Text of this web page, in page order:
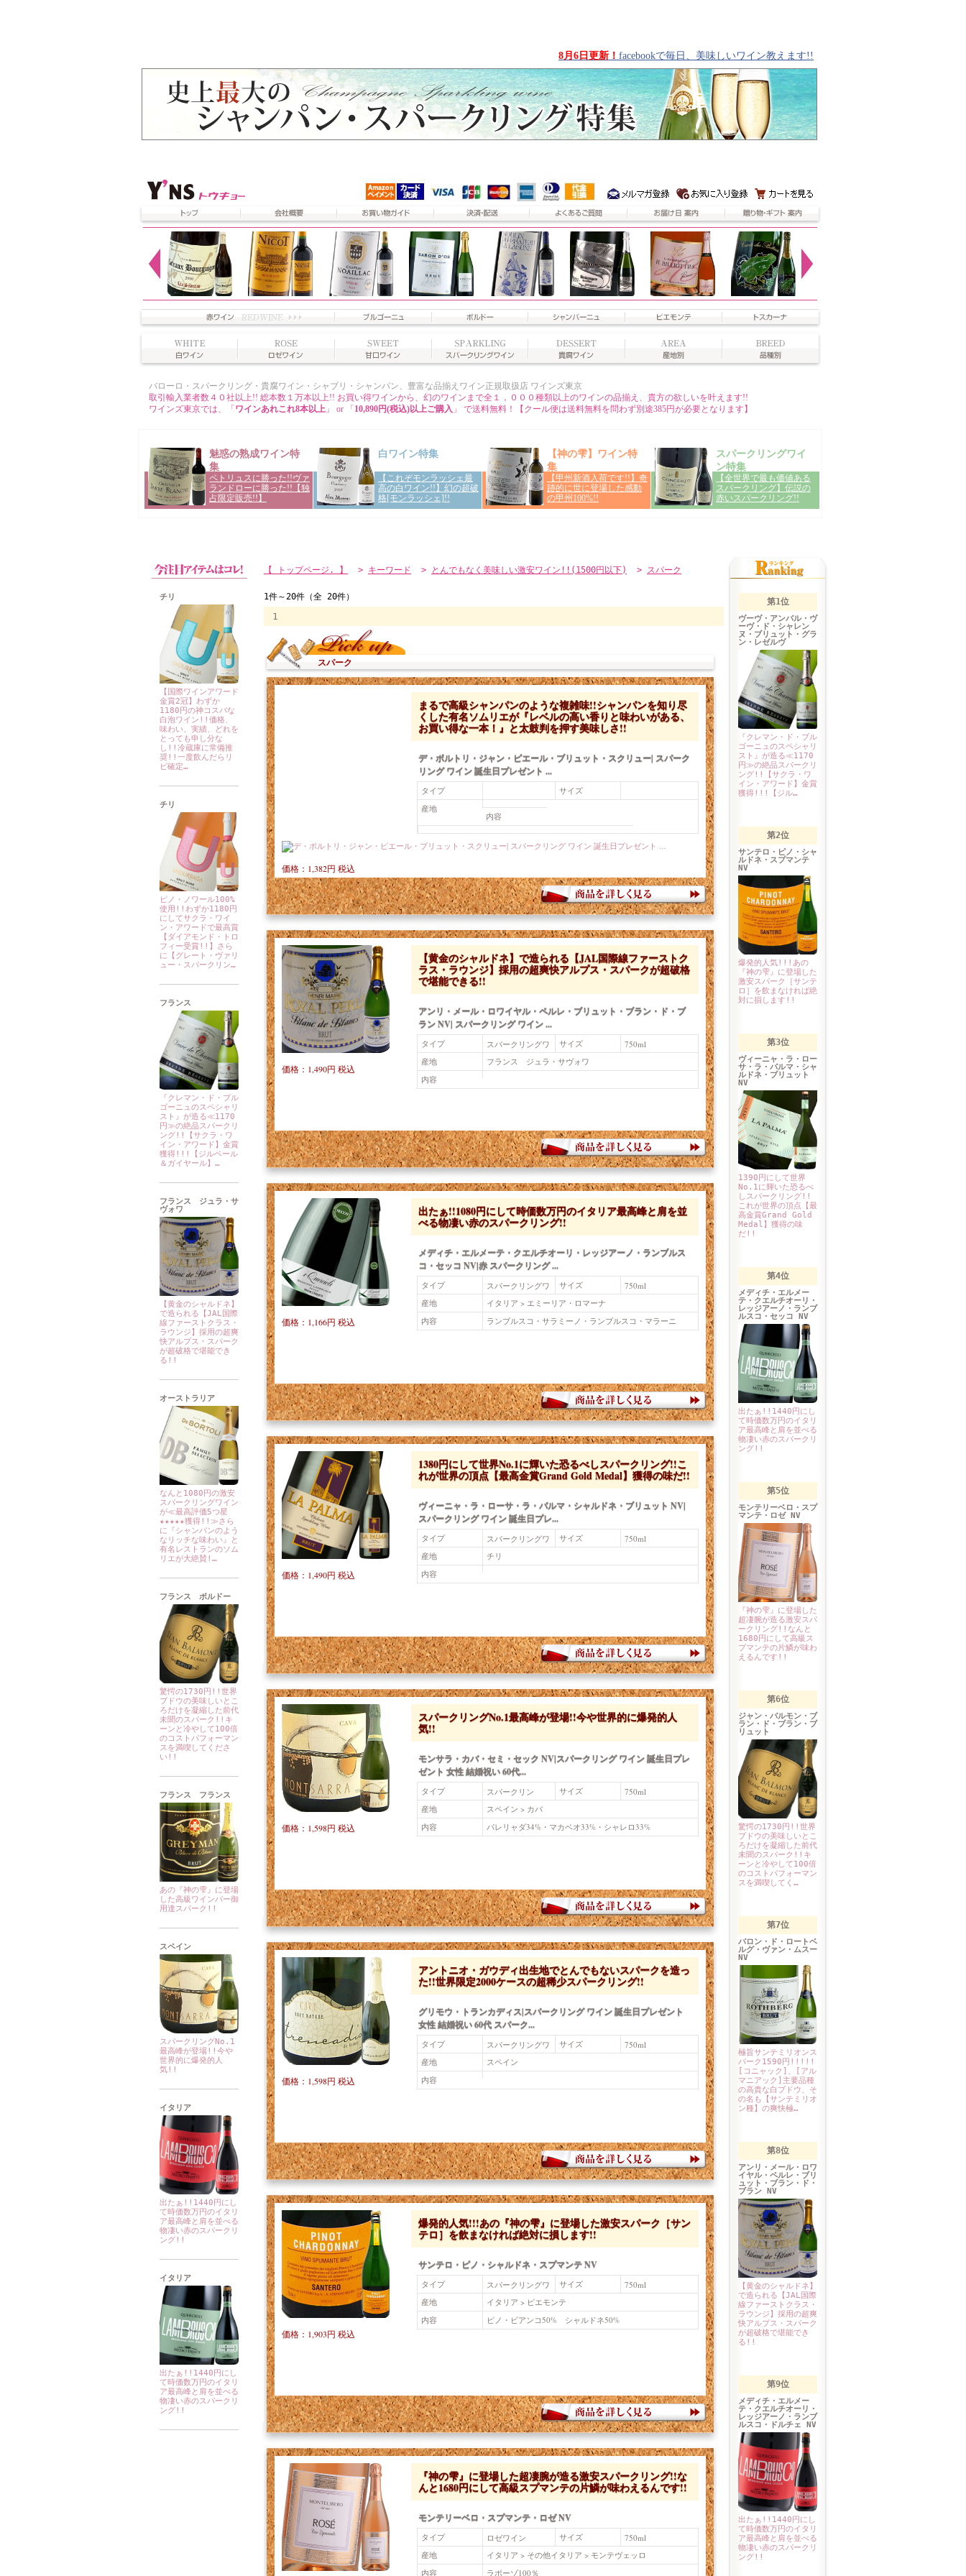
チリ
【国際ワインアワード
金賞2冠】わずか
1180円の神コスパな
白泡ワイン!!価格、
味わい、実績、どれを
とっても申し分な
し!!冷蔵庫に常備推
奨!!一度飲んだらリ
ピ確定…
チリ
ピノ・ノワール100%
使用!!わずか1180円
にしてサクラ・ワイ
ン・アワードで最高賞
【ダイアモンド・トロ
フィー受賞!!】さら
に【グレート・ヴァリ
ュー・スパークリン…
フランス
『クレマン・ド・ブル
ゴーニュのスペシャリ
スト』が造る≪1170
円≫の絶品スパークリ
ング!!【サクラ・ワ
イン・アワード】金賞
獲得!!!【ジルベール
＆ガイヤール】…
フランス ジュラ・サ
ヴォワ
【黄金のシャルドネ】
で造られる【JAL国際
線ファーストクラス・
ラウンジ】採用の超爽
快アルプス・スパーク
が超破格で堪能でき
る!!
オーストラリア
なんと1080円の激安
スパークリングワイン
が≪最高評価5つ星
★★★★★獲得!!≫さら
に『シャンパンのよう
なリッチな味わい』と
有名レストランのソム
リエが大絶賛!…
フランス ボルドー
驚愕の1730円!!世界
ブドウの美味しいとこ
ろだけを凝縮した前代
未聞のスパーク!!キ
ーンと冷やして100倍
のコストパフォーマン
スを満喫してくださ
い!!
フランス フランス
あの『神の雫』に登場
した高級ワインバー御
用達スパーク!!
スペイン
スパークリングNo.1
最高峰が登場!!今や
世界的に爆発的人
気!!
イタリア
出たぁ!!1440円にし
て時価数万円のイタリ
ア最高峰と肩を並べる
物凄い赤のスパークリ
ング!!
イタリア
出たぁ!!1440円にし
て時価数万円のイタリ
ア最高峰と肩を並べる
物凄い赤のスパークリ
ング!!
【 トップページ. 】 > キーワード > とんでもなく美味しい激安ワイン!!(1500円以下) > スパーク
スパーク
まるで高級シャンパンのような複雑味!!シャンパンを知り尽
くした有名ソムリエが『レベルの高い香りと味わいがある、
お買い得な一本！』と太鼓判を押す美味しさ!!
デ・ボルトリ・ジャン・ピエール・ブリュット・スクリュー| スパーク
リング ワイン 誕生日プレゼント ...
タイプ
サイズ
産地
内容
価格：1,382円 税込
【黄金のシャルドネ】で造られる【JAL国際線ファーストク
ラス・ラウンジ】採用の超爽快アルプス・スパークが超破格
で堪能できる!!
アンリ・メール・ロワイヤル・ペルレ・ブリュット・ブラン・ド・ブ
ラン NV| スパークリング ワイン ...
タイプ
スパークリングワ
イン（白）
サイズ
750ml
産地
フランス ジュラ・サヴォワ
内容
価格：1,490円 税込
出たぁ!!1080円にして時価数万円のイタリア最高峰と肩を並
べる物凄い赤のスパークリング!!
メディチ・エルメーテ・クエルチオーリ・レッジアーノ・ランブルス
コ・セッコ NV|赤 スパークリング ...
タイプ
スパークリングワ
イン（赤）
サイズ
750ml
産地
イタリア > エミーリア・ロマーナ
内容
ランブルスコ・サラミーノ・ランブルスコ・マラーニ
価格：1,166円 税込
1380円にして世界No.1に輝いた恐るべしスパークリング!!こ
れが世界の頂点【最高金賞Grand Gold Medal】獲得の味だ!!
ヴィーニャ・ラ・ローサ・ラ・パルマ・シャルドネ・ブリュット NV|
スパークリング ワイン 誕生日プレ...
タイプ
スパークリングワ
イン（白）
サイズ
750ml
産地
チリ
内容
価格：1,490円 税込
スパークリングNo.1最高峰が登場!!今や世界的に爆発的人
気!!
モンサラ・カバ・セミ・セック NV|スパークリング ワイン 誕生日プレ
ゼント 女性 結婚祝い 60代...
タイプ
スパークリン
グ 〜2,000円ま
で
サイズ
750ml
産地
スペイン > カバ
内容
パレリャダ34%・マカベオ33%・シャレロ33%
価格：1,598円 税込
アントニオ・ガウディ出生地でとんでもないスパークを造っ
た!!世界限定2000ケースの超稀少スパークリング!!
グリモウ・トランカディス|スパークリング ワイン 誕生日プレゼント
女性 結婚祝い 60代 スパーク...
タイプ
スパークリングワ
イン（白）
サイズ
750ml
産地
スペイン
内容
価格：1,598円 税込
爆発的人気!!!あの『神の雫』に登場した激安スパーク［サン
テロ］を飲まなければ絶対に損します!!
サンテロ・ピノ・シャルドネ・スプマンテ NV
タイプ
スパークリングワ
イン（白）
サイズ
750ml
産地
イタリア > ピエモンテ
内容
ピノ・ビアンコ50% シャルドネ50%
価格：1,903円 税込
『神の雫』に登場した超凄腕が造る激安スパークリング!!な
んと1680円にして高級スプマンテの片鱗が味わえるんです!!
モンテリーベロ・スプマンテ・ロゼ NV
タイプ ロゼワイン サイズ
750ml
産地
イタリア > その他イタリア > モンテヴェッロ
内容
ラボーゾ100％
第1位
ヴーヴ・アンバル・ヴ
ーヴ・ド・シャレン
ヌ・ブリュット・グラ
ン・レゼルヴ
『クレマン・ド・ブル
ゴーニュのスペシャリ
スト』が造る≪1170
円≫の絶品スパークリ
ング!!【サクラ・ワ
イン・アワード】金賞
獲得!!!【ジル…
第2位
サンテロ・ピノ・シャ
ルドネ・スプマンテ
NV
爆発的人気!!!あの
『神の雫』に登場した
激安スパーク［サンテ
ロ］を飲まなければ絶
対に損します!!
第3位
ヴィーニャ・ラ・ロー
サ・ラ・パルマ・シャ
ルドネ・ブリュット
NV
1390円にして世界
No.1に輝いた恐るべ
しスパークリング!!
これが世界の頂点【最
高金賞Grand Gold
Medal】獲得の味
だ!!
第4位
メディチ・エルメー
テ・クエルチオーリ・
レッジアーノ・ランブ
ルスコ・セッコ NV
出たぁ!!1440円にし
て時価数万円のイタリ
ア最高峰と肩を並べる
物凄い赤のスパークリ
ング!!
第5位
モンテリーベロ・スプ
マンテ・ロゼ NV
『神の雫』に登場した
超凄腕が造る激安スパ
ークリング!!なんと
1680円にして高級ス
プマンテの片鱗が味わ
えるんです!!
第6位
ジャン・バルモン・ブ
ラン・ド・ブラン・ブ
リュット
驚愕の1730円!!世界
ブドウの美味しいとこ
ろだけを凝縮した前代
未聞のスパーク!!キ
ーンと冷やして100倍
のコストパフォーマン
スを満喫してく…
第7位
バロン・ド・ロートベ
ルグ・ヴァン・ムスー
NV
極旨サンテミリオンス
パーク1590円!!!!!
[コニャック]、[アル
マニアック]主要品種
の高貴な白ブドウ、そ
の名も【サンテミリオ
ン種】の爽快極…
第8位
アンリ・メール・ロワ
イヤル・ペルレ・ブリ
ュット・ブラン・ド・
ブラン NV
【黄金のシャルドネ】
で造られる【JAL国際
線ファーストクラス・
ラウンジ】採用の超爽
快アルプス・スパーク
が超破格で堪能でき
る!!
第9位
メディチ・エルメー
テ・クエルチオーリ・
レッジアーノ・ランブ
ルスコ・ドルチェ NV
出たぁ!!1440円にし
て時価数万円のイタリ
ア最高峰と肩を並べる
物凄い赤のスパークリ
ング!!